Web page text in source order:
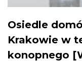
Osiedle
Krakowie w
konopnego